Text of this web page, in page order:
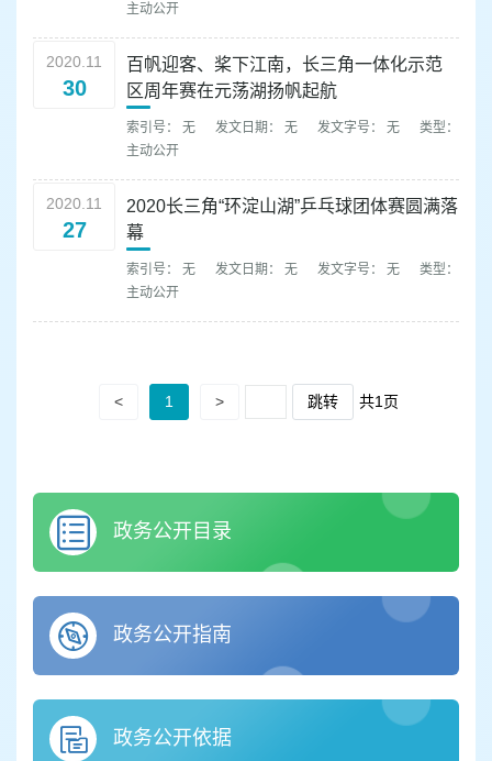
主动公开
2020.11
30
百帆迎客、桨下江南，长三角一体化示范
区周年赛在元荡湖扬帆起航
索引号： 无 发文日期： 无 发文字号： 无
类型：
主动公开
2020.11
27
2020长三角“环淀山湖”乒乓球团体赛圆满落
幕
索引号： 无 发文日期： 无 发文字号： 无
类型：
主动公开
< 1 > 跳转 共1页
政务公开目录
政务公开指南
政务公开依据